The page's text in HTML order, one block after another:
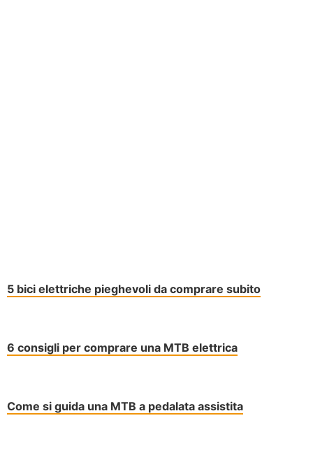
5 bici elettriche pieghevoli da comprare subito
6 consigli per comprare una MTB elettrica
Come si guida una MTB a pedalata assistita